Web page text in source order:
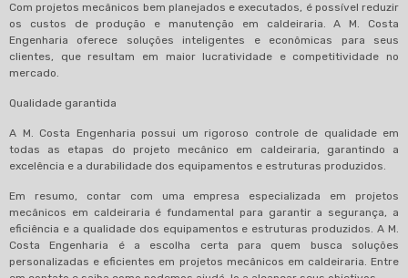
Com projetos mecânicos bem planejados e executados, é possível reduzir
os custos de produção e manutenção em caldeiraria. A M. Costa
Engenharia oferece soluções inteligentes e econômicas para seus
clientes, que resultam em maior lucratividade e competitividade no
mercado.
Qualidade garantida
A M. Costa Engenharia possui um rigoroso controle de qualidade em
todas as etapas do projeto mecânico em caldeiraria, garantindo a
excelência e a durabilidade dos equipamentos e estruturas produzidos.
Em resumo, contar com uma empresa especializada em projetos
mecânicos em caldeiraria é fundamental para garantir a segurança, a
eficiência e a qualidade dos equipamentos e estruturas produzidos. A M.
Costa Engenharia é a escolha certa para quem busca soluções
personalizadas e eficientes em projetos mecânicos em caldeiraria. Entre